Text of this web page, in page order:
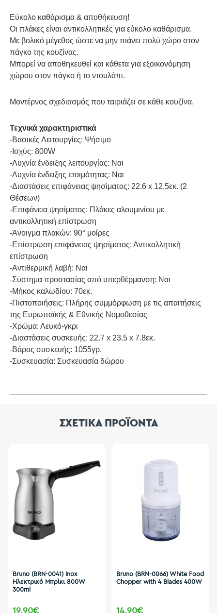
Εύκολο καθάρισμα & αποθήκευση!
Οι πλάκες είναι αντικολλητικές για εύκολο καθάρισμα.
Με βολικό μέγεθος ώστε να μην πιάνει πολύ χώρο στον
πάγκο της κουζίνας.
Μπορεί να αποθηκευθεί και κάθετα για εξοικονόμηση
χώρου στον πάγκο ή το ντουλάπι.
Μοντέρνος σχεδιασμός που ταιριάζει σε κάθε κουζίνα.
Τεχνικά χαρακτηριστικά
-Βασικές Λειτουργίες: Ψήσιμο
-Ισχύς: 800W
-Λυχνία ένδειξης λειτουργίας: Ναι
-Λυχνία ένδειξης ετοιμότητας: Ναι
-Διαστάσεις επιφάνειας ψησίματος: 22.6 x 12.5εκ. (2
Θέσεων)
-Επιφάνεια ψησίματος: Πλάκες αλουμινίου με
αντικολλητική επίστρωση
-Άνοιγμα πλακών: 90° μοίρες
-Επίστρωση επιφάνειας ψησίματος: Αντικολλητική
επίστρωση
-Αντιθερμική λαβή: Ναι
-Σύστημα προστασίας από υπερθέρμανση: Ναι
-Μήκος καλωδίου: 70εκ.
-Πιστοποιήσεις: Πλήρης συμμόρφωση με τις απαιτήσεις
της Ευρωπαϊκής & Εθνικής Νομοθεσίας
-Χρώμα: Λευκό-γκρι
-Διαστάσεις συσκευής: 22.7 x 23.5 x 7.8εκ.
-Βάρος συσκευής: 1055γρ.
-Συσκευασία: Συσκευασία δώρου
ΣΧΕΤΙΚΑ ΠΡΟΪΟΝΤΑ
Bruno (BRN-0041) Inox
Ηλεκτρικό Μπρίκι 800W
300ml
19,90€
Bruno (BRN-0066) White Food
Chopper with 4 Blades 400W
14,90€